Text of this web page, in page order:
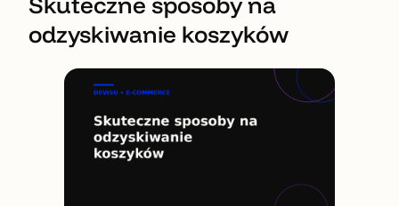
odzyskiwanie koszyków